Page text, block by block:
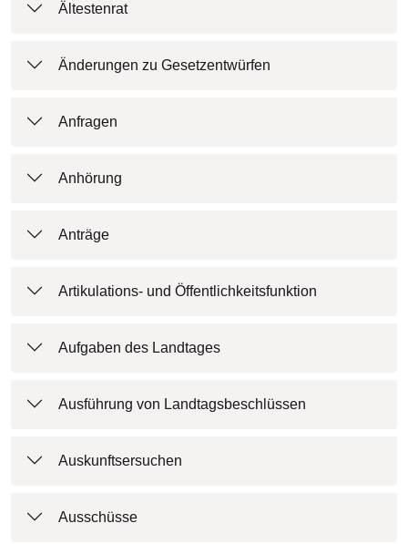
Ältestenrat
Änderungen zu Gesetzentwürfen
Anfragen
Anhörung
Anträge
Artikulations- und Öffentlichkeitsfunktion
Aufgaben des Landtages
Ausführung von Landtagsbeschlüssen
Auskunftsersuchen
Ausschüsse